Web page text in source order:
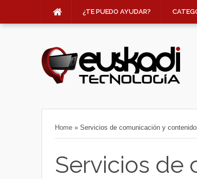
¿TE PUEDO AYUDAR?
Home » Servicios de comunicación y
Servicios de